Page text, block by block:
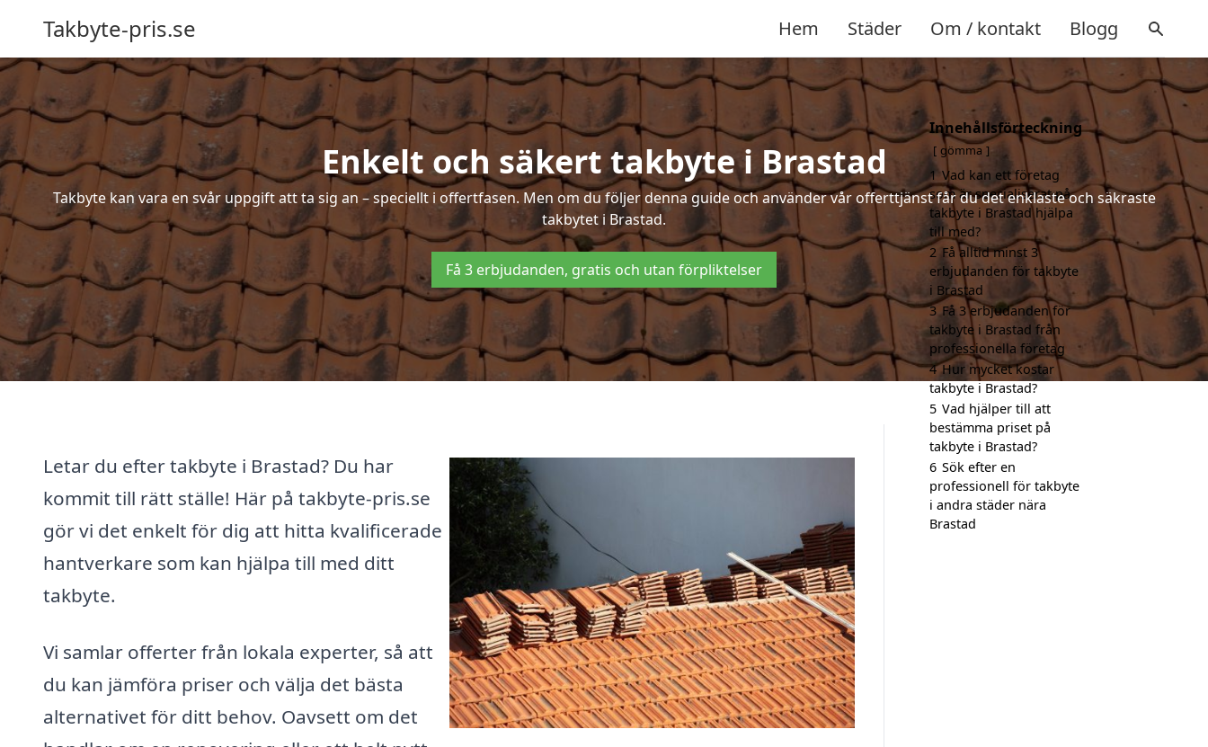
Takbyte-pris.se Hem Städer Om / kontakt Blogg
Enkelt och säkert takbyte i Brastad
Takbyte kan vara en svår uppgift att ta sig an – speciellt i offertfasen. Men om du följer denna guide och använder vår offerttjänst får du det enklaste och säkraste
takbytet i Brastad.
Få 3 erbjudanden, gratis och utan förpliktelser
Letar du efter takbyte i Brastad? Du har
kommit till rätt ställe! Här på takbyte-pris.se
gör vi det enkelt för dig att hitta kvalificerade
hantverkare som kan hjälpa till med ditt
takbyte.
Vi samlar offerter från lokala experter, så att
du kan jämföra priser och välja det bästa
alternativet för ditt behov. Oavsett om det
Innehållsförteckning
gömma
1 Vad kan ett företag
som är specialiserat på
takbyte i Brastad hjälpa
till med?
2 Få alltid minst 3
erbjudanden för takbyte
i Brastad
3 Få 3 erbjudanden för
takbyte i Brastad från
professionella företag
4 Hur mycket kostar
takbyte i Brastad?
5 Vad hjälper till att
bestämma priset på
takbyte i Brastad?
6 Sök efter en
professionell för takbyte
i andra städer nära
Brastad